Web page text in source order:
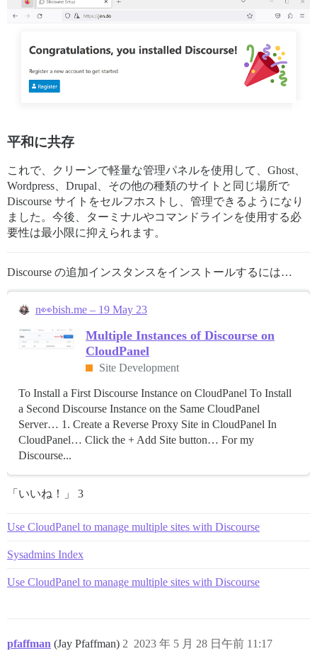
平和に共存
これで、クリーンで軽量な管理パネルを使用して、Ghost、
Wordpress、Drupal、その他の種類のサイトと同じ場所で
Discourse サイトをセルフホストし、管理できるようになり
ました。今後、ターミナルやコマンドラインを使用する必
要性は最小限に抑えられます。
Discourse の追加インスタンスをインストールするには…
n👀bish.me – 19 May 23
Multiple Instances of Discourse on
CloudPanel
Site Development
To Install a First Discourse Instance on CloudPanel To Install
a Second Discourse Instance on the Same CloudPanel
Server… 1. Create a Reverse Proxy Site in CloudPanel In
CloudPanel… Click the + Add Site button… For my
Discourse...
「いいね！」 3
Use CloudPanel to manage multiple sites with Discourse
Sysadmins Index
Use CloudPanel to manage multiple sites with Discourse
pfaffman (Jay Pfaffman) 2023 年 5 月 28 日午前 11:17
2